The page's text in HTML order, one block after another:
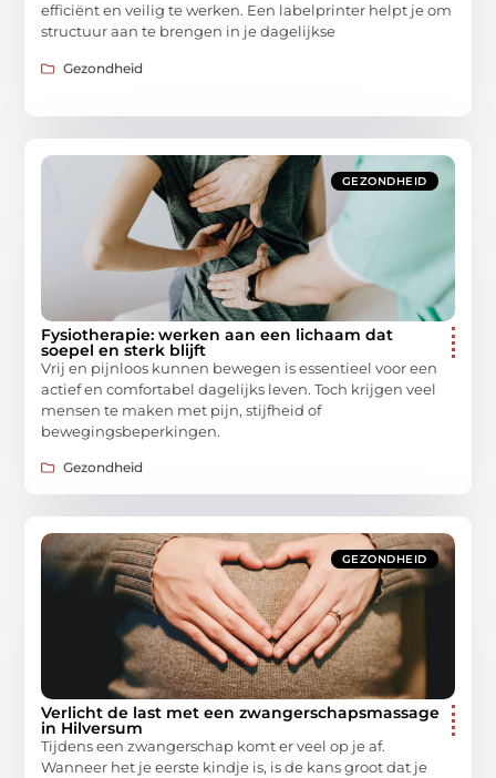
efficiënt en veilig te werken. Een labelprinter helpt je om
structuur aan te brengen in je dagelijkse
Gezondheid
GEZONDHEID
Fysiotherapie: werken aan een lichaam dat
soepel en sterk blijft
Vrij en pijnloos kunnen bewegen is essentieel voor een
actief en comfortabel dagelijks leven. Toch krijgen veel
mensen te maken met pijn, stijfheid of
bewegingsbeperkingen.
Gezondheid
GEZONDHEID
Verlicht de last met een zwangerschapsmassage
in Hilversum
Tijdens een zwangerschap komt er veel op je af.
Wanneer het je eerste kindje is, is de kans groot dat je